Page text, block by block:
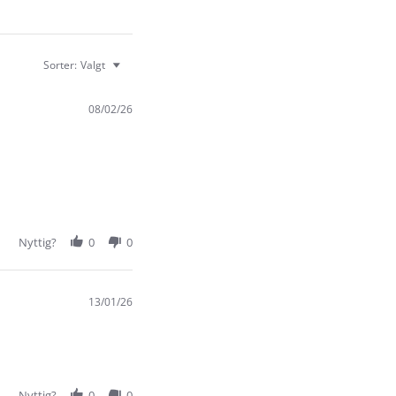
Sorter: Valgt
08/02/26
Nyttig? 0 0
13/01/26